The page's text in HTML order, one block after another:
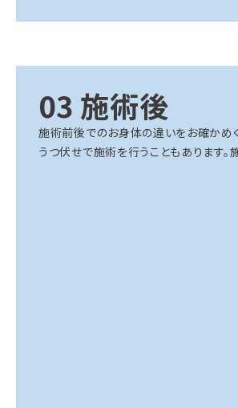
03 施術後
施術前後でのお身体の違いをお確かめ
うつ伏せで施術を行うこともあります